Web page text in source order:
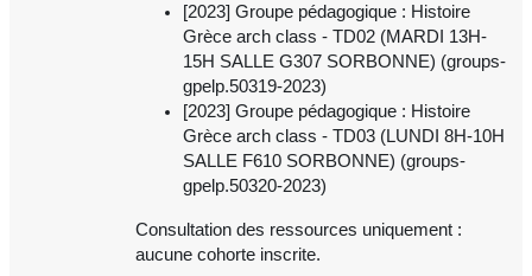
[2023] Groupe pédagogique : Histoire
Grèce arch class - TD02 (MARDI 13H-
15H SALLE G307 SORBONNE) (groups-
gpelp.50319-2023)
[2023] Groupe pédagogique : Histoire
Grèce arch class - TD03 (LUNDI 8H-10H
SALLE F610 SORBONNE) (groups-
gpelp.50320-2023)
Consultation des ressources uniquement :
aucune cohorte inscrite.